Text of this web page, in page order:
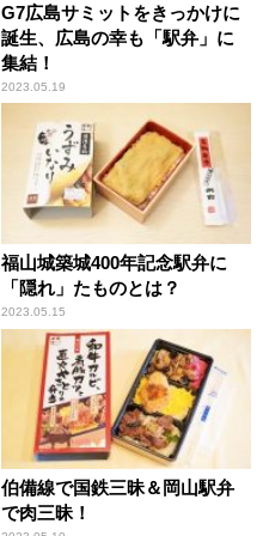
G7広島サミットをきっかけに
誕生、広島の幸も「駅弁」に
集結！
2023.05.19
福山城築城400年記念駅弁に
「隠れ」たものとは？
2023.05.15
伯備線で国鉄三昧＆岡山駅弁
で肉三昧！